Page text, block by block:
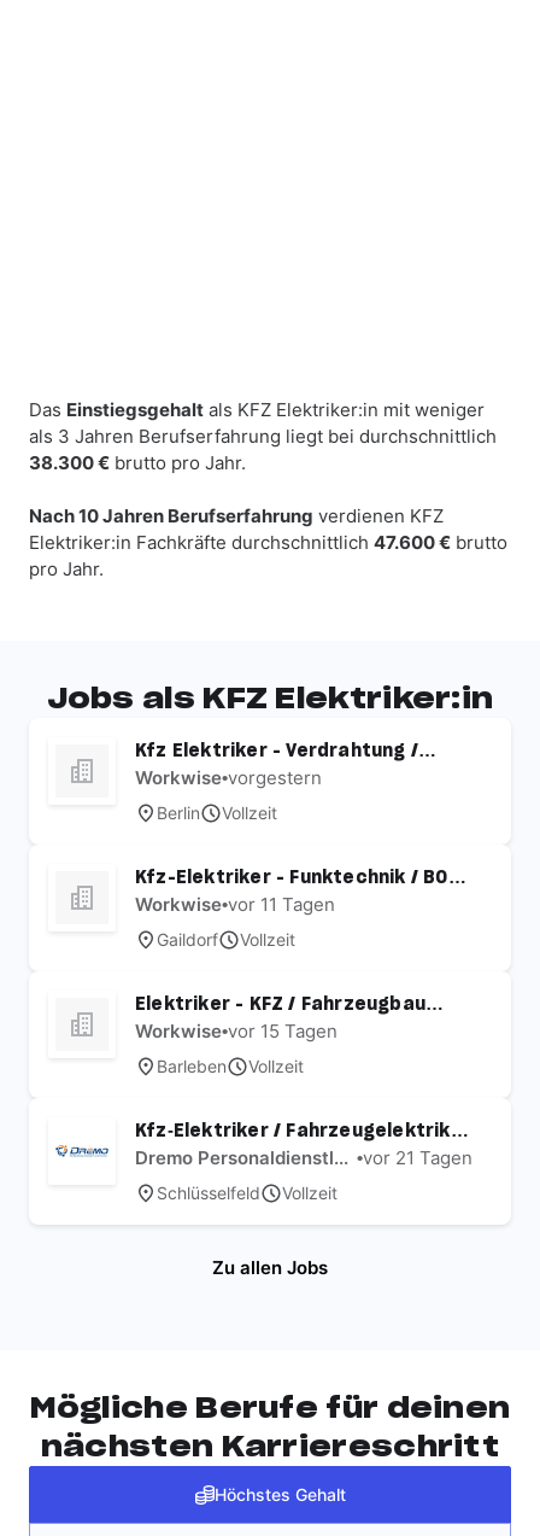
Das Einstiegsgehalt als KFZ Elektriker:in mit weniger
als 3 Jahren Berufserfahrung liegt bei durchschnittlich
38.300 € brutto pro Jahr.
Nach 10 Jahren Berufserfahrung verdienen KFZ
Elektriker:in Fachkräfte durchschnittlich 47.600 € brutto
pro Jahr.
Jobs als KFZ Elektriker:in
Kfz Elektriker - Verdrahtung /
Fahrzeugbau (m/w/d)
Workwise•vorgestern
Berlin Vollzeit
Kfz-Elektriker - Funktechnik / BOS
Funkanlagen /
Kabelkonfektionierung (m/w/d)
Workwise•vor 11 Tagen
Gaildorf Vollzeit
Elektriker - KFZ / Fahrzeugbau
(m/w/d)
Workwise•vor 15 Tagen
Barleben Vollzeit
Kfz‑Elektriker / Fahrzeugelektriker
(m/w/d) Sonderfahrzeugbau
Dremo Personaldienstleistung GmbH •vor 21 Tagen
Schlüsselfeld Vollzeit
Zu allen Jobs
Mögliche Berufe für deinen
nächsten Karriereschritt
Höchstes Gehalt